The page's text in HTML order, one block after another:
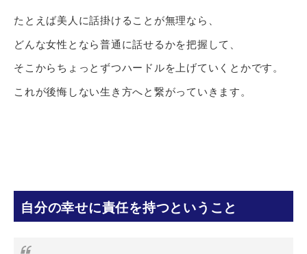
たとえば美人に話掛けることが無理なら、
どんな女性となら普通に話せるかを把握して、
そこからちょっとずつハードルを上げていくとかです。
これが後悔しない生き方へと繋がっていきます。
自分の幸せに責任を持つということ